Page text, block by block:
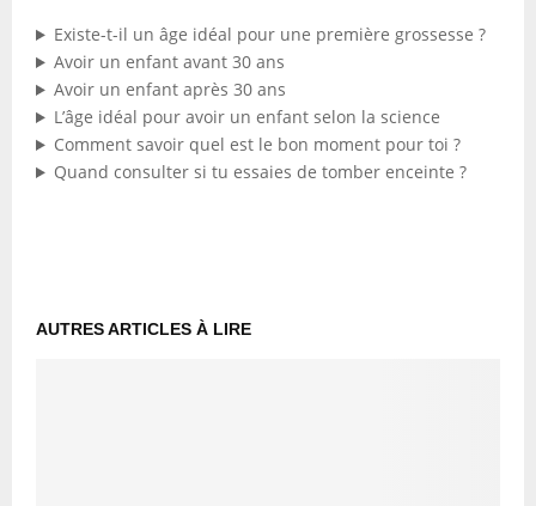
Existe-t-il un âge idéal pour une première grossesse ?
Avoir un enfant avant 30 ans
Avoir un enfant après 30 ans
L’âge idéal pour avoir un enfant selon la science
Comment savoir quel est le bon moment pour toi ?
Quand consulter si tu essaies de tomber enceinte ?
AUTRES ARTICLES À LIRE